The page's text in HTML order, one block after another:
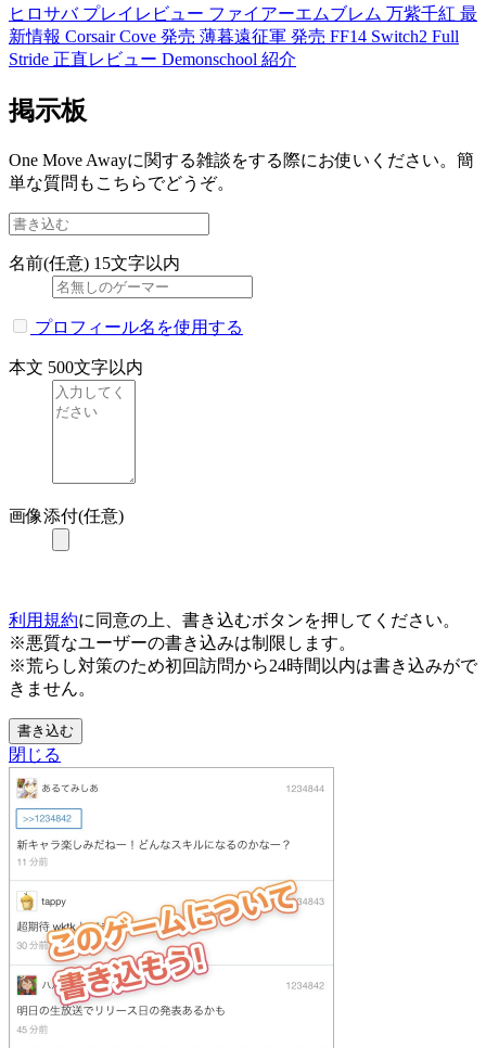
ヒロサバ プレイレビュー ファイアーエムブレム 万紫千紅 最
新情報 Corsair Cove 発売 薄暮遠征軍 発売 FF14 Switch2 Full
Stride 正直レビュー Demonschool 紹介
掲示板
One Move Awayに関する雑談をする際にお使いください。簡
単な質問もこちらでどうぞ。
名前(任意) 15文字以内
プロフィール名を使用する
本文 500文字以内
画像添付(任意)
利用規約に同意の上、書き込むボタンを押してください。
※悪質なユーザーの書き込みは制限します。
※荒らし対策のため初回訪問から24時間以内は書き込みがで
きません。
書き込む
閉じる